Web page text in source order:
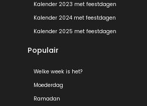
Kalender 2023 met feestdagen
Kalender 2024 met feestdagen
Kalender 2025 met feestdagen
Populair
Welke week is het?
Moederdag
Ramadan